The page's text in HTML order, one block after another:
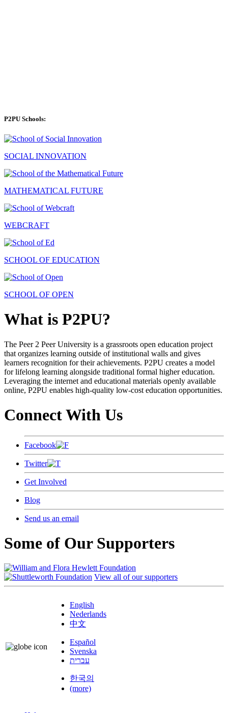
P2PU Schools:
SOCIAL INNOVATION
MATHEMATICAL FUTURE
WEBCRAFT
SCHOOL OF EDUCATION
SCHOOL OF OPEN
What is P2PU?
The Peer 2 Peer University is a grassroots open education project
that organizes learning outside of institutional walls and gives
learners recognition for their achievements. P2PU creates a model
for lifelong learning alongside traditional formal higher education.
Leveraging the internet and educational materials openly available
online, P2PU enables high-quality low-cost education opportunities.
Connect With Us
Facebook
Twitter
Get Involved
Blog
Send us an email
Some of Our Supporters
View all of our supporters
English
Nederlands
中文
Español
Svenska
עברית
한국의
(more)